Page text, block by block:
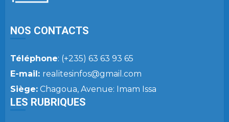
NOS CONTACTS
Téléphone: (+235) 63 63 93 65
E-mail: realitesinfos@gmail.com
Siège: Chagoua, Avenue: Imam Issa
LES RUBRIQUES